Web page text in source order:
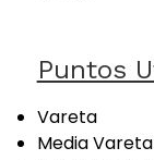
Puntos
Vareta
Media Vareta